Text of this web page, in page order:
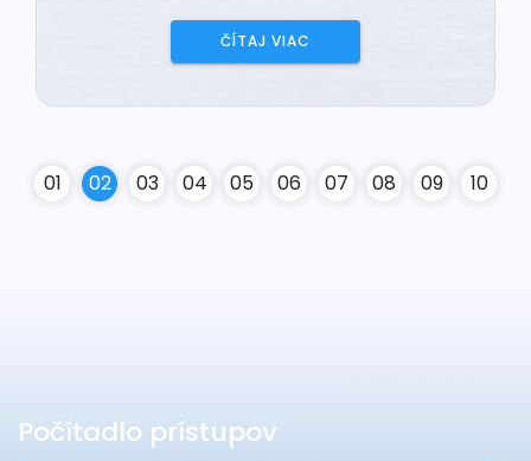
ČÍTAJ VIAC
01 02 03 04 05 06 07 08 09 10
Počítadlo prístupov